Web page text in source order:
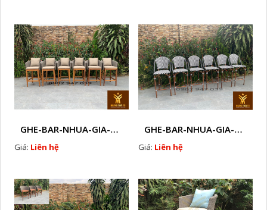
GHE-BAR-NHUA-GIA-MAY-GHE-CAFE-NGOAI-TROI-J 1
Giá: Liên hệ
GHE-BAR-NHUA-GIA-MAY-NGOAI-TROI-K1
Giá: Liên hệ